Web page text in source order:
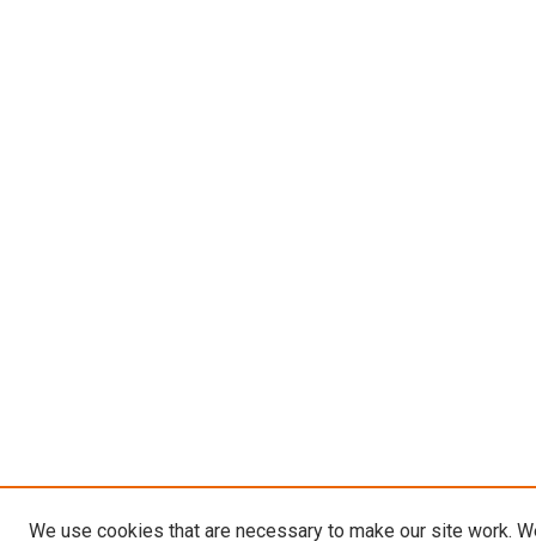
We use cookies that are necessary to make our site work.